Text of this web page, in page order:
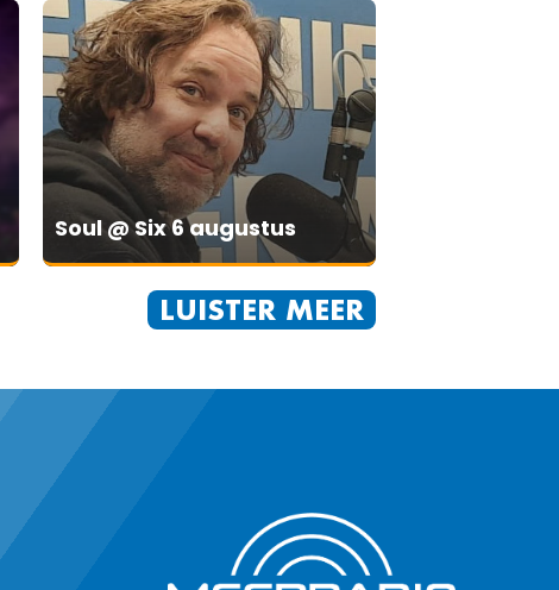
Soul @ Six 6 augustus
LUISTER MEER